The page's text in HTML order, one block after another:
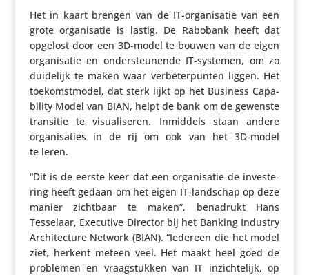
Het in kaart brengen van de IT-orga­ni­satie van een
grote orga­ni­satie is lastig. De Rabobank heeft dat
opgelost door een 3D-model te bouwen van de eigen
orga­ni­satie en onder­steu­nende IT-systemen, om zo
duidelijk te maken waar verbe­ter­punten liggen. Het
toekomst­model, dat sterk lijkt op het Business Capa­
bi­lity Model van BIAN, helpt de bank om de gewenste
transitie te visu­a­li­seren. Inmiddels staan andere
orga­ni­sa­ties in de rij om ook van het 3D-model
te leren.
“Dit is de eerste keer dat een orga­ni­satie de inves­te­
ring heeft gedaan om het eigen IT-landschap op deze
manier zichtbaar te maken”, benadrukt Hans
Tesselaar, Executive Director bij het Banking Industry
Archi­tec­ture Network (BIAN). “Iedereen die het model
ziet, herkent meteen veel. Het maakt heel goed de
problemen en vraag­stukken van IT inzich­te­lijk, op